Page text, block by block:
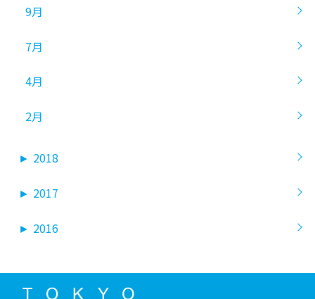
9月
7月
4月
2月
► 2018
► 2017
► 2016